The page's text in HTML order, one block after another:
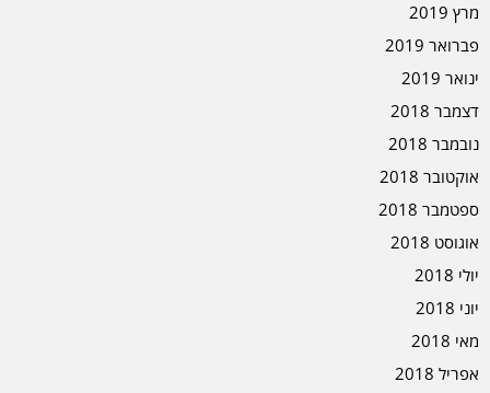
מרץ 2019
פברואר 2019
ינואר 2019
דצמבר 2018
נובמבר 2018
אוקטובר 2018
ספטמבר 2018
אוגוסט 2018
יולי 2018
יוני 2018
מאי 2018
אפריל 2018